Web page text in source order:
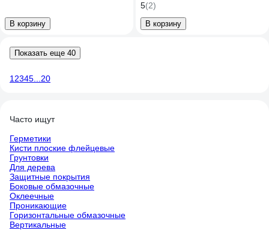
В корзину
5(2)
В корзину
Показать еще 40
1 2345 20
Часто ищут
Герметики
Кисти плоские флейцевые
Грунтовки
Для дерева
Защитные покрытия
Боковые обмазочные
Оклеечные
Проникающие
Горизонтальные обмазочные
Вертикальные